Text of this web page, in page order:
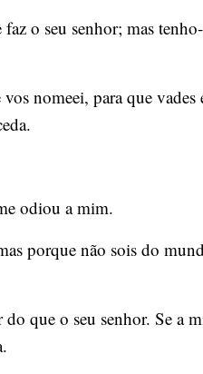
o seu senhor; mas
nomeei, para que
odiou a mim.
porque não sois do
que o seu senhor. Se a